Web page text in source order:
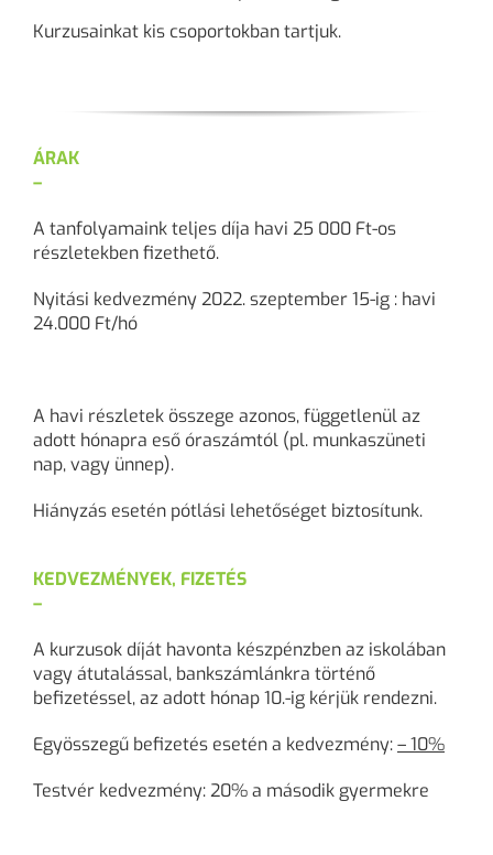
Kurzusainkat kis csoportokban tartjuk.
ÁRAK
–
A tanfolyamaink teljes díja havi 25 000 Ft-os
részletekben fizethető.
Nyitási kedvezmény 2022. szeptember 15-ig : havi
24.000 Ft/hó
A havi részletek összege azonos, függetlenül az
adott hónapra eső óraszámtól (pl. munkaszüneti
nap, vagy ünnep).
Hiányzás esetén pótlási lehetőséget biztosítunk.
KEDVEZMÉNYEK, FIZETÉS
–
A kurzusok díját havonta készpénzben az iskolában
vagy átutalással, bankszámlánkra történő
befizetéssel, az adott hónap 10.-ig kérjük rendezni.
Egyösszegű befizetés esetén a kedvezmény:– 10%
Testvér kedvezmény: 20% a második gyermekre